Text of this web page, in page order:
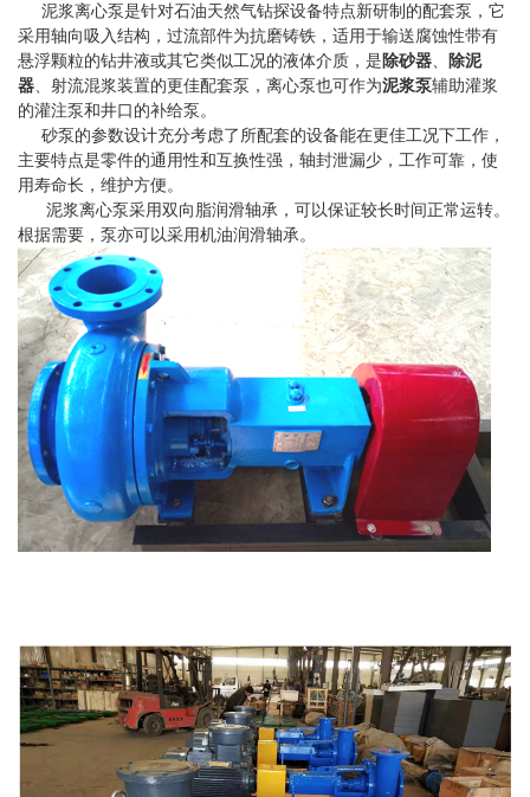
泥浆离心泵是针对石油天然气钻探设备特点新研制的配套泵，它
采用轴向吸入结构，过流部件为抗磨铸铁，适用于输送腐蚀性带有
悬浮颗粒的钻井液或其它类似工况的液体介质，是 除砂器
除泥
器 、射流混浆装置的更佳配套泵，离心泵也可作为泥浆泵辅助灌浆
的灌注泵和井口的补给泵。
砂泵的参数设计充分考虑了所配套的设备能在更佳工况下工作，
主要特点是零件的通用性和互换性强，轴封泄漏少，工作可靠，使
用寿命长，维护方便。
泥浆离心泵采用双向脂润滑轴承，可以保证较长时间正常运转。
根据需要，泵亦可以采用机油润滑轴承。